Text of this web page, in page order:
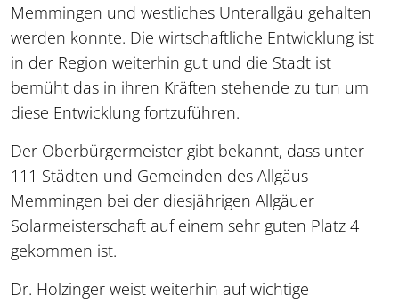
Memmingen und westliches Unterallgäu gehalten
werden konnte. Die wirtschaftliche Entwicklung ist
in der Region weiterhin gut und die Stadt ist
bemüht das in ihren Kräften stehende zu tun um
diese Entwicklung fortzuführen.
Der Oberbürgermeister gibt bekannt, dass unter
111 Städten und Gemeinden des Allgäus
Memmingen bei der diesjährigen Allgäuer
Solarmeisterschaft auf einem sehr guten Platz 4
gekommen ist.
Dr. Holzinger weist weiterhin auf wichtige